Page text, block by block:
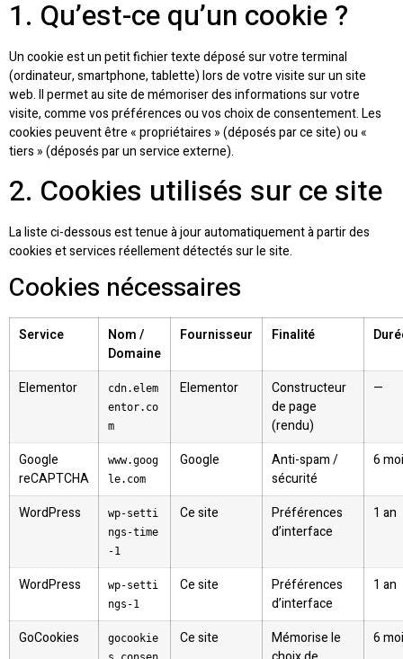
1. Qu’est-ce qu’un cookie ?
Un cookie est un petit fichier texte déposé sur votre terminal
(ordinateur, smartphone, tablette) lors de votre visite sur un site
web. Il permet au site de mémoriser des informations sur votre
visite, comme vos préférences ou vos choix de consentement. Les
cookies peuvent être « propriétaires » (déposés par ce site) ou «
tiers » (déposés par un service externe).
2. Cookies utilisés sur ce site
La liste ci-dessous est tenue à jour automatiquement à partir des
cookies et services réellement détectés sur le site.
Cookies nécessaires
Service
Nom /
Domaine
Fournisseur Finalité
Elementor
cdn.elem
entor.co
m
Elementor
Constructeur
de page
(rendu)
—
Google
reCAPTCHA
www.goog
le.com
Google
Anti-spam /
sécurité
6
WordPress
wp-setti
ngs-time
-1
Ce site
Préférences
d’interface
1 an
WordPress
wp-setti
ngs-1
Ce site
Préférences
d’interface
1 an
GoCookies
gocookie
Ce site
Mémorise le
6